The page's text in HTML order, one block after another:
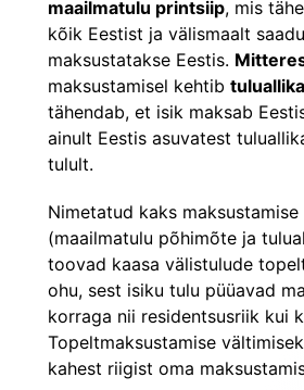
maailmatulu printsiip, mis
kõik Eestist ja välismaalt
maksustatakse Eestis.
maksustamisel kehtib
tähendab, et isik maksab
ainult Eestis asuvatest
tulult.
Nimetatud kaks
(maailmatulu põhimõte ja
toovad kaasa välis­tulude
ohu, sest isiku tulu püüavad
korraga nii residentsusriik kui
Topeltmaksustamise
kahest riigist oma